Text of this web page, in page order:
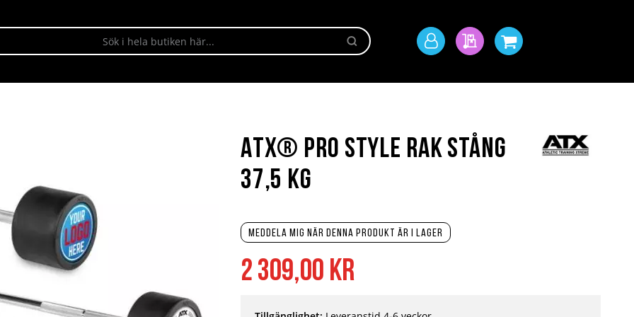
Sök
Mitt
Min offertMin kundvagn
2 309,00 kr
Meddela mig när denna produkt är i lager
ATX® Pro Style Rak stång
37,5 kg